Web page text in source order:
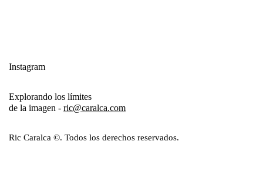
Instagram
Explorando los límites
de la imagen - ric@caralca.com
Ric Caralca ©. Todos los derechos reservados.